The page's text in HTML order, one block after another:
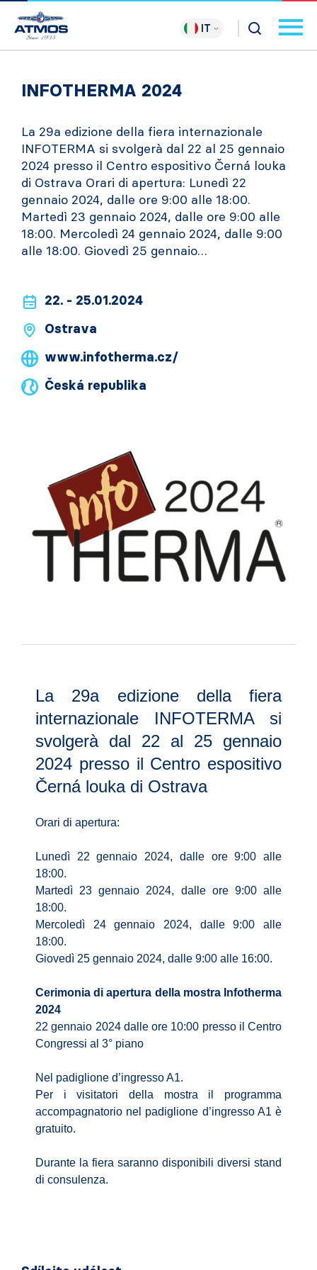
IT
INFOTHERMA 2024
La 29a edizione della fiera internazionale
INFOTERMA si svolgerà dal 22 al 25 gennaio
2024 presso il Centro espositivo Černá louka
di Ostrava Orari di apertura: Lunedì 22
gennaio 2024, dalle ore 9:00 alle 18:00.
Martedì 23 gennaio 2024, dalle ore 9:00 alle
18:00. Mercoledì 24 gennaio 2024, dalle 9:00
alle 18:00. Giovedì 25 gennaio…
22. - 25.01.2024
Ostrava
www.infotherma.cz/
Česká republika
La 29a edizione della fiera
internazionale INFOTERMA si
svolgerà dal 22 al 25 gennaio
2024 presso il Centro espositivo
Černá louka di Ostrava
Orari di apertura:
Lunedì 22 gennaio 2024, dalle ore 9:00 alle
18:00.
Martedì 23 gennaio 2024, dalle ore 9:00 alle
18:00.
Mercoledì 24 gennaio 2024, dalle 9:00 alle
18:00.
Giovedì 25 gennaio 2024, dalle 9:00 alle 16:00.
Cerimonia di apertura della mostra Infotherma
2024
22 gennaio 2024 dalle ore 10:00 presso il Centro
Congressi al 3° piano
Nel padiglione d’ingresso A1.
Per i visitatori della mostra il programma
accompagnatorio nel padiglione d’ingresso A1 è
gratuito.
Durante la fiera saranno disponibili diversi stand
di consulenza.